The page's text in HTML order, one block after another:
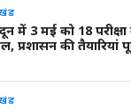
में 3 मई को 18
प्रशासन की तैयारियां